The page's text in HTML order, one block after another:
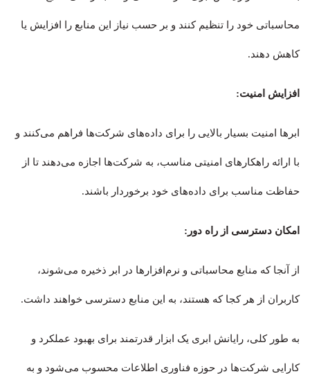
محاسباتی خود را تنظیم کنند و بر حسب نیاز این منابع را افزایش یا
کاهش دهند.
افزایش امنیت:
ابرها امنیت بسیار بالایی را برای داده‌های شرکت‌ها فراهم می‌کنند و
با ارائه راهکارهای امنیتی مناسب، به شرکت‌ها اجازه می‌دهند تا از
حفاظت مناسب برای داده‌های خود برخوردار باشند.
امکان دسترسی از راه دور:
از آنجا که منابع محاسباتی و نرم‌افزارها در ابر ذخیره می‌شوند،
کاربران از هر کجا که هستند، به این منابع دسترسی خواهند داشت.
به طور کلی، رایانش ابری یک ابزار قدرتمند برای بهبود عملکرد و
کارایی شرکت‌ها در حوزه فناوری اطلاعات محسوب می‌شود و به